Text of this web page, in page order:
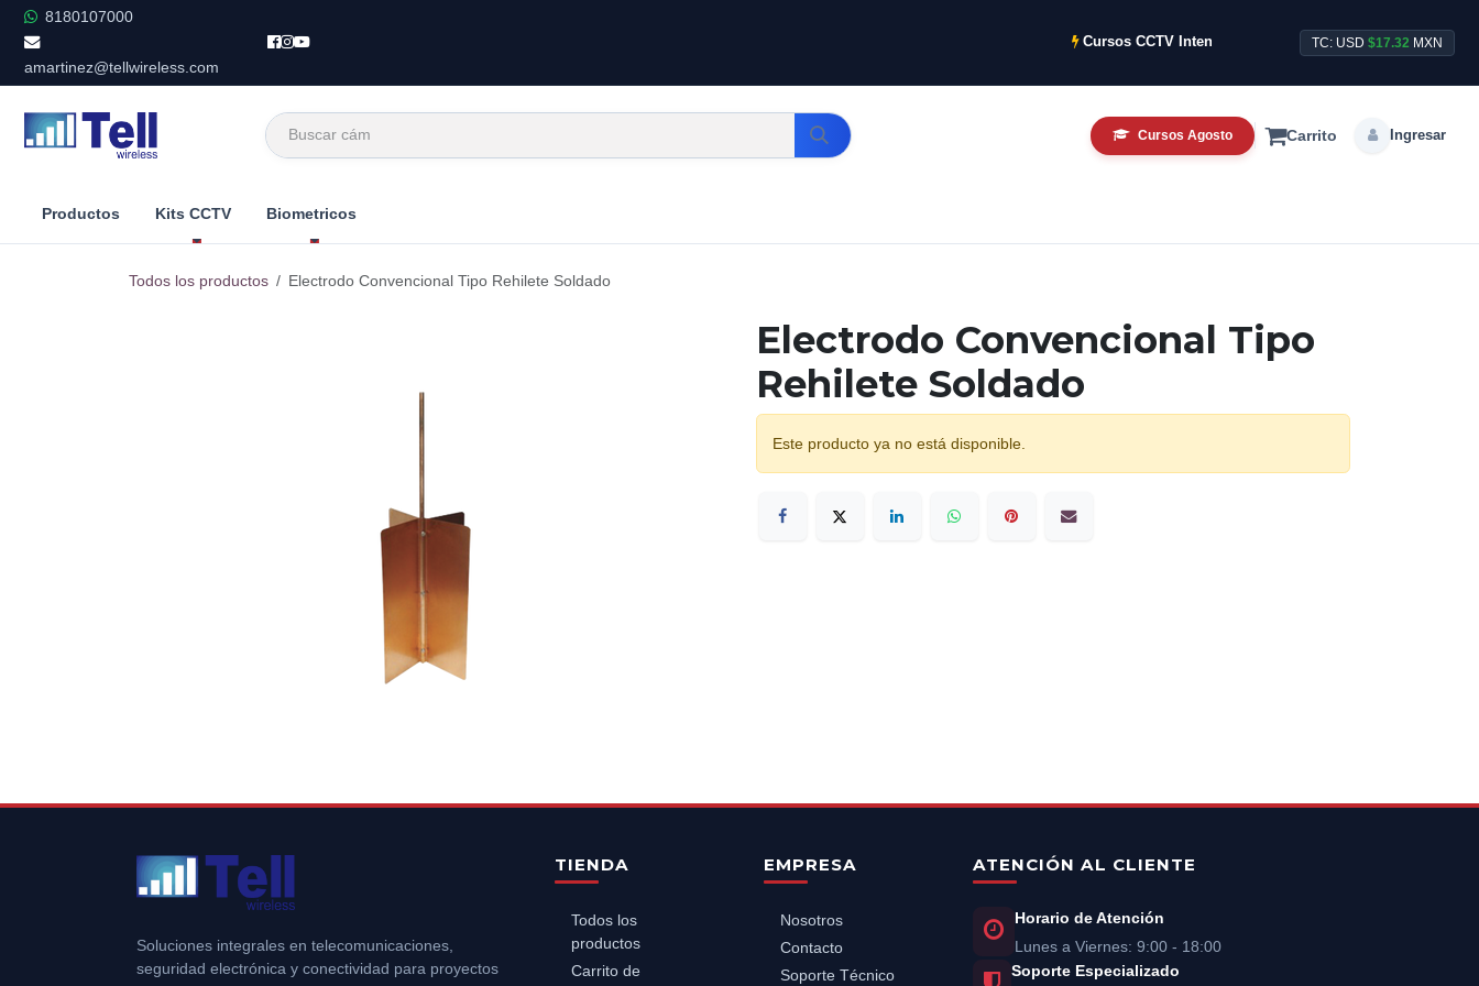
Ir al contenido
8180107000
amartinez@tellwireless.com
Cursos CCTV Intensivos de Agosto ya disponibles.
TC: USD$17.32 MXN
Cursos Agosto Carrito Ingresar
Productos Kits CCTV Biometricos
Todos los productos Electrodo Convencional Tipo Rehilete Soldado
Electrodo Convencional Tipo
Rehilete Soldado
Este producto ya no está disponible.
Soluciones integrales en telecomunicaciones,
seguridad electrónica y conectividad para proyectos
TIENDA
Todos los
productos
Carrito de
EMPRESA
Nosotros
Contacto
Soporte Técnico
ATENCIÓN AL CLIENTE
Horario de Atención
Lunes a Viernes: 9:00 - 18:00
Soporte Especializado